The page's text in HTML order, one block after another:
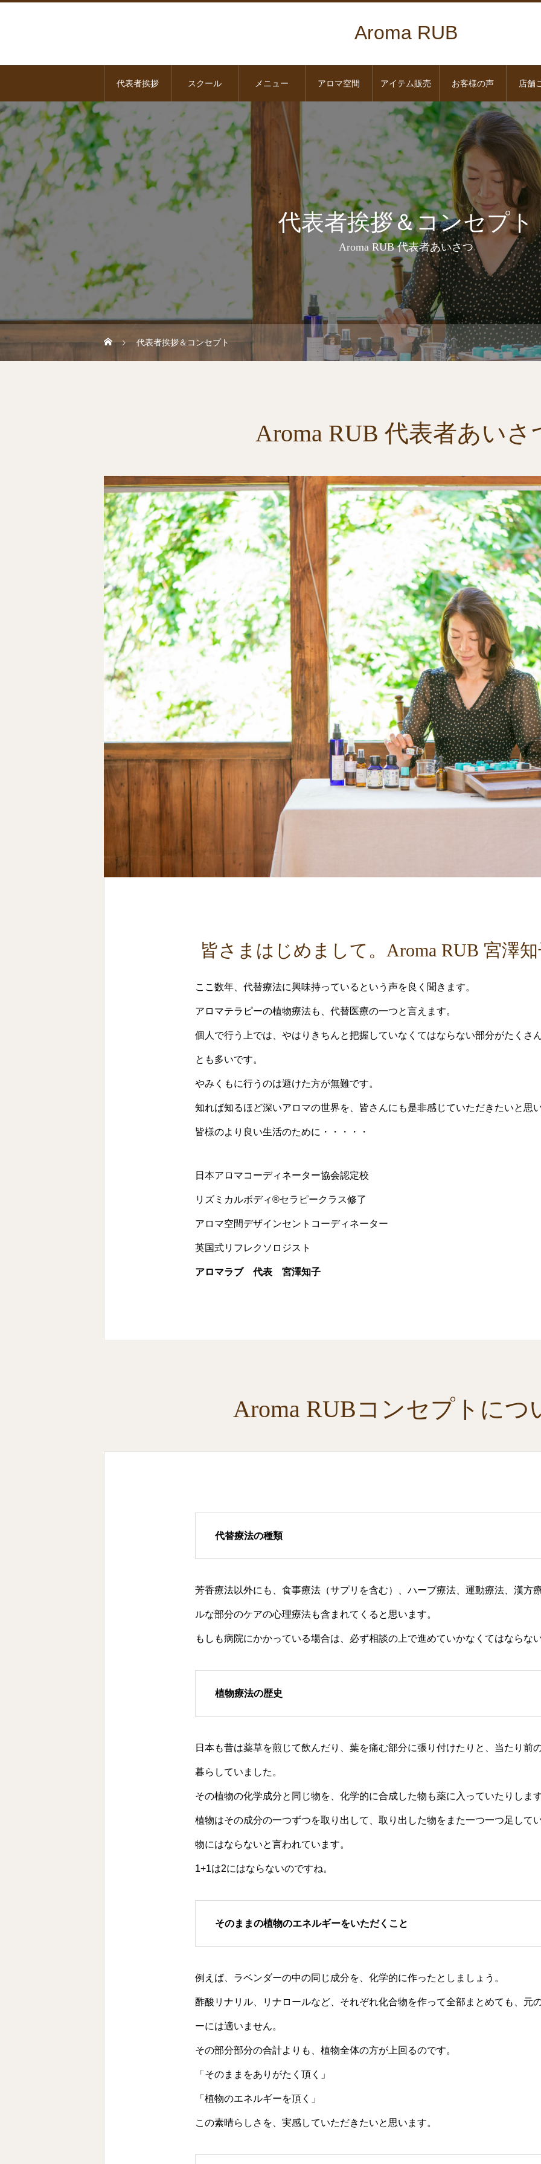
Aroma RUB
代表者挨拶 スクール メニュー アロマ空間 アイテム販売 お客様の声 店舗
代表者挨拶＆コンセプト
Aroma RUB 代表者あいさつ
代表者挨拶＆コンセプト
Aroma RUB 代表者あいさ
皆さまはじめまして。Aroma RUB 宮澤
ここ数年、代替療法に興味持っているという声を良く聞きます。
アロマテラピーの植物療法も、代替医療の一つと言えます。
個人で行う上では、やはりきちんと把握していなくてはならない部分がたくさ
とも多いです。
やみくもに行うのは避けた方が無難です。
知れば知るほど深いアロマの世界を、皆さんにも是非感じていただきたいと思
皆様のより良い生活のために・・・・・
日本アロマコーディネーター協会認定校
リズミカルボディ®セラピークラス修了
アロマ空間デザインセントコーディネーター
英国式リフレクソロジスト
アロマラブ 代表 宮澤知子
Aroma RUBコンセプトにつ
代替療法の種類
芳香療法以外にも、食事療法（サプリを含む）、ハーブ療法、運動療法、漢方
ルな部分のケアの心理療法も含まれてくると思います。
もしも病院にかかっている場合は、必ず相談の上で進めていかなくてはならな
植物療法の歴史
日本も昔は薬草を煎じて飲んだり、葉を痛む部分に張り付けたりと、当たり前
暮らしていました。
その植物の化学成分と同じ物を、化学的に合成した物も薬に入っていたりしま
植物はその成分の一つずつを取り出して、取り出した物をまた一つ一つ足して
物にはならないと言われています。
1+1は2にはならないのですね。
そのままの植物のエネルギーをいただくこと
例えば、ラベンダーの中の同じ成分を、化学的に作ったとしましょう。
酢酸リナリル、リナロールなど、それぞれ化合物を作って全部まとめても、元
ーには適いません。
その部分部分の合計よりも、植物全体の方が上回るのです。
「そのままをありがたく頂く」
「植物のエネルギーを頂く」
この素晴らしさを、実感していただきたいと思います。